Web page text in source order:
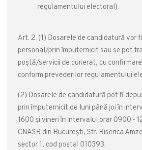
regulamentului electoral).
Art. 2. (1) Dosarele de candidatură vor
personal/prin împuternicit sau se pot
poștă/servicii de curierat, cu
conform prevederilor regulamentului
(2) Dosarele de candidatură pot fi
prin împuternicit de luni până joi în
1600 și vineri în intervalul orar 0900 -
CNASR din București, Str. Biserica
sector 1, cod poștal 010393.